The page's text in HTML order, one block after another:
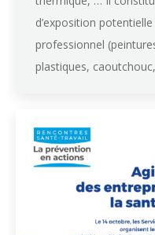
d’exposition
professionnel
plastiques,